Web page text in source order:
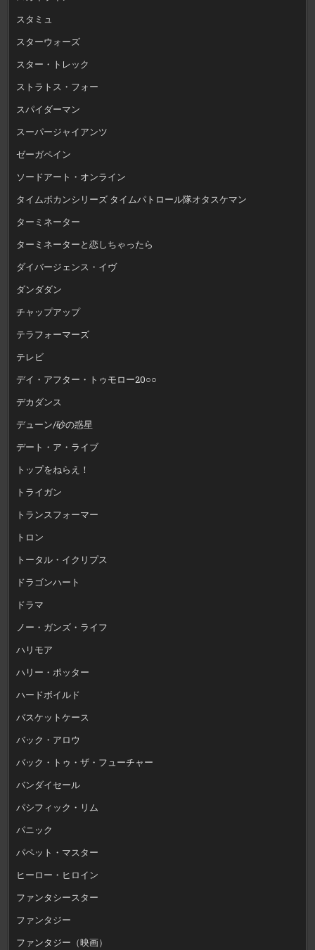
スタミュ
スターウォーズ
スター・トレック
ストラトス・フォー
スパイダーマン
スーパージャイアンツ
ゼーガペイン
ソードアート・オンライン
タイムボカンシリーズ タイムパトロール隊オタスケマン
ターミネーター
ターミネーターと恋しちゃったら
ダイバージェンス・イヴ
ダンダダン
チャップアップ
テラフォーマーズ
テレビ
デイ・アフター・トゥモロー20○○
デカダンス
デューン/砂の惑星
デート・ア・ライブ
トップをねらえ！
トライガン
トランスフォーマー
トロン
トータル・イクリプス
ドラゴンハート
ドラマ
ノー・ガンズ・ライフ
ハリモア
ハリー・ポッター
ハードボイルド
バスケットケース
バック・アロウ
バック・トゥ・ザ・フューチャー
バンダイセール
パシフィック・リム
パニック
パペット・マスター
ヒーロー・ヒロイン
ファンタシースター
ファンタジー
ファンタジー（映画）